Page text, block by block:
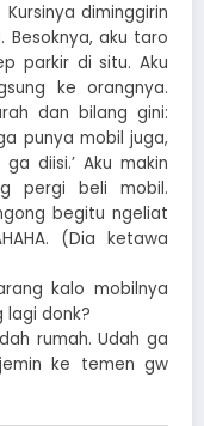
diminggirin
aku taro
parkir di situ. Aku
ke orangnya.
dan bilang gini:
punya mobil juga,
diisi.’ Aku makin
pergi beli mobil.
begitu ngeliat
(Dia ketawa
kalo mobilnya
lagi donk?
rumah. Udah ga
ke temen gw